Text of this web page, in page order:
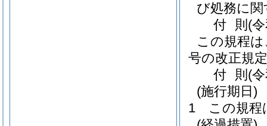
び処務に
付 則 (
この規程
号の改正規
付 則 (
(施行期日)
1
この規程